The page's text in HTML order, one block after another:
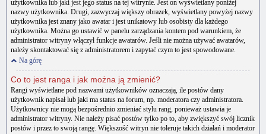
użytkownika lub jaki jest jego status na tej witrynie. Jest on wyświetlany poniżej
nazwy użytkownika. Drugi, zazwyczaj większy obrazek, wyświetlany powyżej nazwy
użytkownika jest znany jako awatar i jest unikatowy lub osobisty dla każdego
użytkownika. Można go ustawić w panelu zarządzania kontem pod warunkiem, że
administrator witryny włączył funkcje awatarów. Jeśli nie można używać awatarów,
należy skontaktować się z administratorem i zapytać czym to jest spowodowane.
Na górę
Co to jest ranga i jak można ją zmienić?
Rangi wyświetlane pod nazwami użytkowników oznaczają, ile postów dany
użytkownik napisał lub jaki ma status na forum, np. moderatora czy administratora.
Użytkownicy nie mogą bezpośrednio zmieniać stylu rang, ponieważ ustawia je
administrator witryny. Nie należy pisać postów tylko po to, aby zwiększyć swój licznik
postów i przez to swoją rangę. Większość witryn nie toleruje takich działań i moderator